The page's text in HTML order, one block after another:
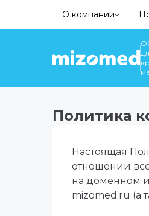
О компании
Политика
Настоящая
отношении
на доменном
mizomed.ru (а